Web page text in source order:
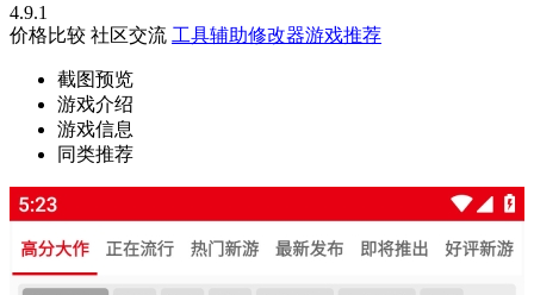
4.9.1
价格比较 社区交流 工具辅助修改器游戏推荐
截图预览
游戏介绍
游戏信息
同类推荐